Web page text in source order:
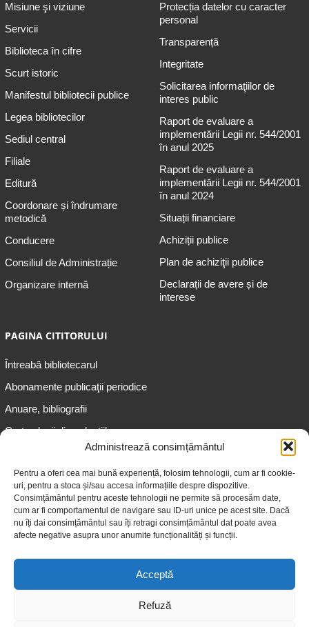
Administrează consimțământul
Pentru a oferi cea mai bună experiență, folosim tehnologii, cum ar fi cookie-
uri, pentru a stoca și/sau accesa informațiile despre dispozitive.
Consimțământul pentru aceste tehnologii ne permite să procesăm date,
cum ar fi comportamentul de navigare sau ID-uri unice pe acest site. Dacă
nu îți dai consimțământul sau îți retragi consimțământul dat poate avea
afecte negative asupra unor anumite funcționalități și funcții.
Acceptă
Refuză
Misiune şi viziune
Servicii
Biblioteca în cifre
Scurt istoric
Manifestul bibliotecii publice
Legea bibliotecilor
Sediul central
Filiale
Editură
Coordonare și îndrumare
metodică
Conducere
Consiliul de Administrație
Organizare internă
Protecția datelor cu caracter
personal
Transparență
Integritate
Solicitarea informaţiilor de
interes public
Raport de evaluare a
implementării Legii nr. 544/2001
în anul 2025
Raport de evaluare a
implementării Legii nr. 544/2001
în anul 2024
Situații financiare
Achiziții publice
Plan de achiziţii publice
Declarații de avere și de
interese
PAGINA CITITORULUI
Întreabă bibliotecarul
Abonamente publicaţii periodice
Anuare, bibliografii
Cartea lunii din colecțiile
Informații pentru adolescenți
Informații pentru adulți
Informații pentru seniori